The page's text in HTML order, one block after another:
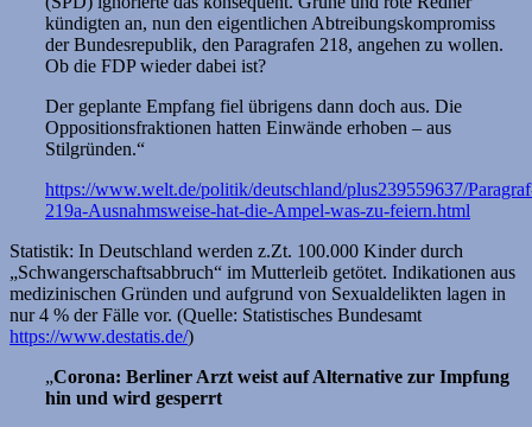
kündigten an, nun den eigentlichen Abtreibungskompromiss
der Bundesrepublik, den Paragrafen 218, angehen zu wollen.
Ob die FDP wieder dabei ist?
Der geplante Empfang fiel übrigens dann doch aus. Die
Oppositionsfraktionen hatten Einwände erhoben – aus
Stilgründen.“
https://www.welt.de/politik/deutschland/plus239559637/
219a-Ausnahmsweise-hat-die-Ampel-was-zu-feiern.html
Statistik: In Deutschland werden z.Zt. 100.000 Kinder durch
„Schwangerschaftsabbruch“ im Mutterleib getötet. Indikationen aus
medizinischen Gründen und aufgrund von Sexualdelikten lagen in
nur 4 % der Fälle vor. (Quelle: Statistisches Bundesamt
https://www.destatis.de/)
„Corona: Berliner Arzt weist auf Alternative zur Impfung
hin und wird gesperrt